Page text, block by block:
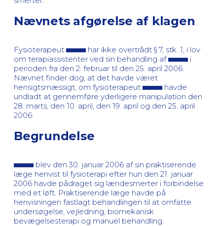
Nævnets afgørelse af klagen
Fysioterapeut
har ikke overtrådt § 7, stk. 1, i lov
om terapiassistenter ved sin behandling af
i
perioden fra den 2. februar til den 25. april 2006.
Nævnet finder dog, at det havde været
hensigtsmæssigt, om fysioterapeut
havde
undladt at gennemføre yderligere manipulation den
28. marts, den 10. april, den 19. april og den 25. april
2006.
Begrundelse
blev den 30. januar 2006 af sin praktiserende
læge henvist til fysioterapi efter hun den 21. januar
2006 havde pådraget sig lændesmerter i forbindelse
med et løft. Praktiserende læge havde på
henvisningen fastlagt behandlingen til at omfatte
undersøgelse, vejledning, biomekanisk
bevægelsesterapi og manuel behandling.